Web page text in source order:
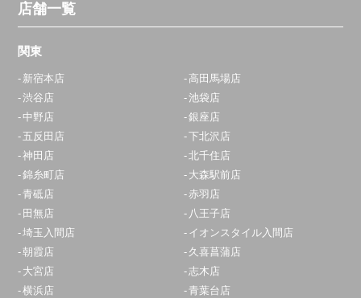
店舗一覧
関東
新宿本店
高田馬場店
渋谷店
池袋店
中野店
銀座店
五反田店
下北沢店
神田店
北千住店
錦糸町店
大森駅前店
青砥店
赤羽店
田無店
八王子店
埼玉入間店
イオンスタイル入間店
朝霞店
久喜菖蒲店
大宮店
志木店
横浜店
青葉台店